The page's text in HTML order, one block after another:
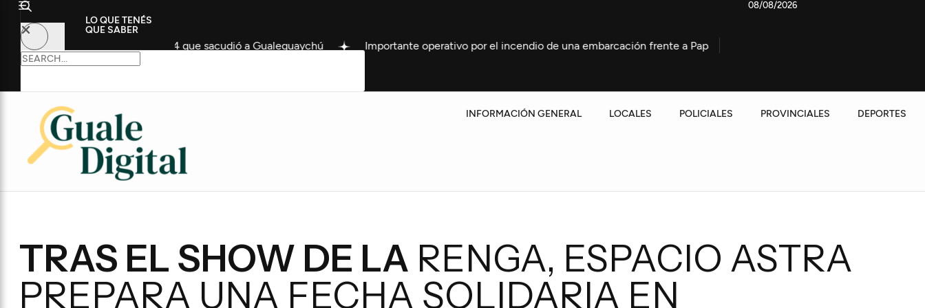
LO QUE TENÉS
QUE SABER
de 2024 que sacudió a Gualeguaychú Importante operativo por el incendio de una embarcación frente a Papaya Fuerte choque en Avenida Artigas dejó a un
08/08/2026
INFORMACIÓN GENERAL LOCALES POLICIALES PROVINCIALES DEPORTES
TRAS EL SHOW DE LA RENGA, ESPACIO ASTRA
PREPARA UNA FECHA SOLIDARIA EN